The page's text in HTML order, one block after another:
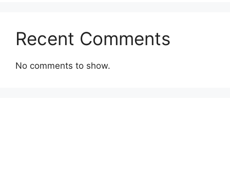
Recent Comments
No comments to show.